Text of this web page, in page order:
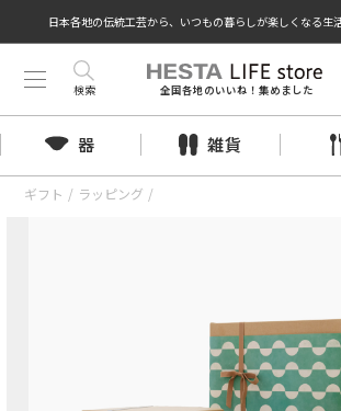
日本各地の伝統工芸から、いつもの暮らしが楽しくなる生
全国各地のいいね！集めました
検索
器 雑貨
ギフト / ラッピング /